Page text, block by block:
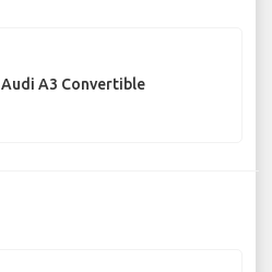
Audi A3 Convertible